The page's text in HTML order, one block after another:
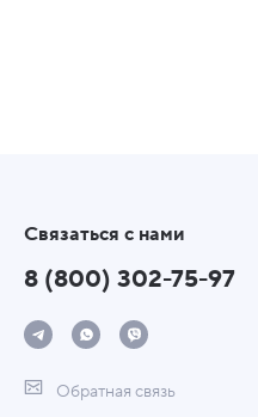
Связаться с нами
8 (800) 302-75-97
Обратная связь